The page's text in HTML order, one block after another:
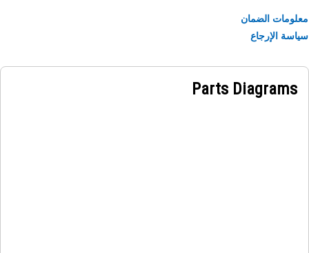
الضمان
الإرجاع
Parts Diagrams